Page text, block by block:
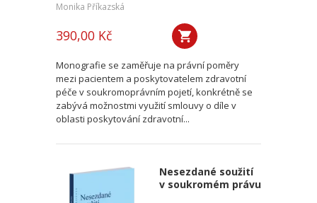
Monika Příkazská
390,00 Kč
Monografie se zaměřuje na právní poměry
mezi pacientem a poskytovatelem zdravotní
péče v soukromoprávním pojetí, konkrétně se
zabývá možnostmi využití smlouvy o díle v
oblasti poskytování zdravotní...
Nesezdané soužití
v soukromém právu